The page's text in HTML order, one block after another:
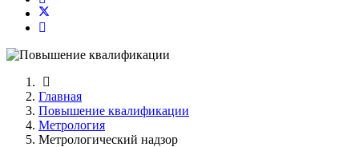
Главная
Повышение квалификации
Метрология
Метрологический надзор